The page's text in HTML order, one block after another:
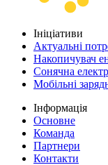
Ініціативи
Актуальні
Накопичувач
Сонячна
Мобільні
Інформація
Основне
Команда
Партнери
Контакти